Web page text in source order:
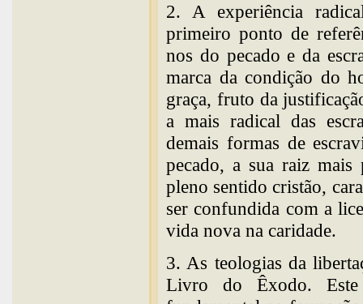
2. A experiência
primeiro ponto de
nos do pecado e da
marca da condição do
graça, fruto da
a mais radical das
demais formas de
pecado, a sua raiz
pleno sentido cristão,
ser confundida com a
vida nova na caridade.
3. As teologias da
Livro do Êxodo. Este